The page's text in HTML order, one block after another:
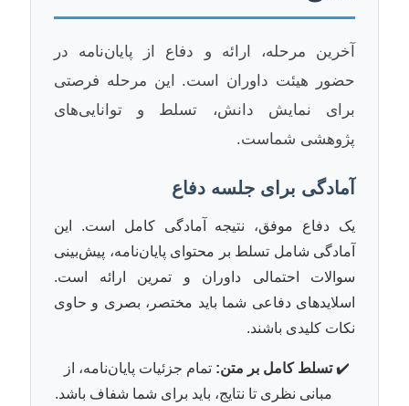
آخرین مرحله، ارائه و دفاع از پایان‌نامه در
حضور هیئت داوران است. این مرحله فرصتی
برای نمایش دانش، تسلط و توانایی‌های
پژوهشی شماست.
آمادگی برای جلسه دفاع
یک دفاع موفق، نتیجه آمادگی کامل است. این
آمادگی شامل تسلط بر محتوای پایان‌نامه، پیش‌بینی
سوالات احتمالی داوران و تمرین ارائه است.
اسلایدهای دفاعی شما باید مختصر، بصری و حاوی
نکات کلیدی باشند.
تسلط کامل بر متن: تمام جزئیات پایان‌نامه، از
مبانی نظری تا نتایج، باید برای شما شفاف باشد.